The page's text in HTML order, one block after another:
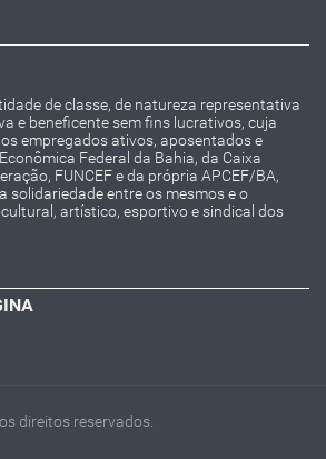
de classe, de natureza representativa
e beneficente sem fins lucrativos, cuja
empregados ativos, aposentados e
Federal da Bahia, da Caixa
FUNCEF e da própria APCEF/BA,
solidariedade entre os mesmos e o
artístico, esportivo e sindical dos
direitos reservados.